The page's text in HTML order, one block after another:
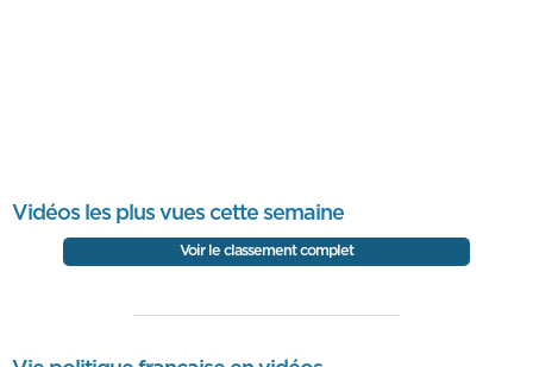
Vidéos les plus vues cette semaine
Voir le classement complet